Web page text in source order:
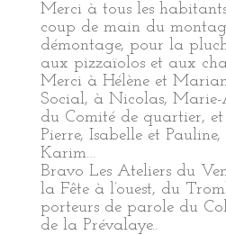
Merci à tous les
coup de main du
démontage, pour la
aux pizzaïolos et aux
Merci à Hélène et
Social, à Nicolas,
du Comité de quartier,
Pierre, Isabelle et
Karim…
Bravo Les Ateliers du
la Fête à l’ouest, du
porteurs de parole du
de la Prévalaye..